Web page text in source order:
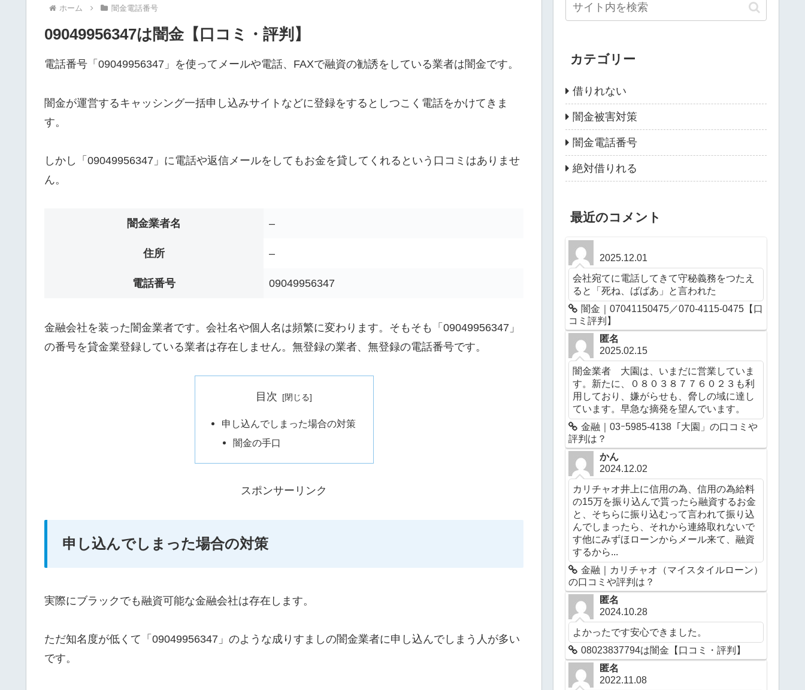
ホーム 闇金電話番号
09049956347は闇金【口コミ・評判】
電話番号「09049956347」を使ってメールや電話、FAXで融資の勧誘をしている業者は闇金です。
闇金が運営するキャッシング一括申し込みサイトなどに登録をするとしつこく電話をかけてきま
す。
しかし「09049956347」に電話や返信メールをしてもお金を貸してくれるという口コミはありませ
ん。
闇金業者名 –
住所 –
電話番号 09049956347
金融会社を装った闇金業者です。会社名や個人名は頻繁に変わります。そもそも「09049956347」
の番号を貸金業登録している業者は存在しません。無登録の業者、無登録の電話番号です。
目次
申し込んでしまった場合の対策
闇金の手口
スポンサーリンク
申し込んでしまった場合の対策
実際にブラックでも融資可能な金融会社は存在します。
ただ知名度が低くて「09049956347」のような成りすましの闇金業者に申し込んでしまう人が多い
です。
カテゴリー
借りれない
闇金被害対策
闇金電話番号
絶対借りれる
最近のコメント
2025.12.01
会社宛てに電話してきて守秘義務をつたえ
ると「死ね、ばばあ」と言われた
闇金｜07041150475／070-4115-0475【口
コミ評判】
匿名
2025.02.15
闇金業者 大園は、いまだに営業していま
す。新たに、０８０３８７７６０２３も利
用しており、嫌がらせも、脅しの域に達し
ています。早急な摘発を望んでいます。
金融｜03ｰ5985-4138「大園」の口コミや
評判は？
かん
2024.12.02
カリチャオ井上に信用の為、信用の為給料
の15万を振り込んで貰ったら融資するお金
と、そちらに振り込むって言われて振り込
んでしまったら、それから連絡取れないで
す他にみずほローンからメール来て、融資
するから...
金融｜カリチャオ（マイスタイルローン）
の口コミや評判は？
匿名
2024.10.28
よかったです安心できました。
08023837794は闇金【口コミ・評判】
匿名
2022.11.08